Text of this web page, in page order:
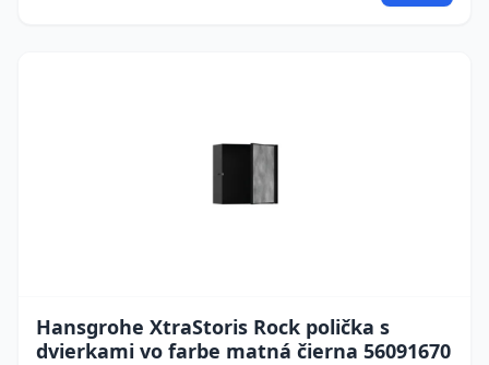
Hansgrohe XtraStoris Rock polička s
dvierkami vo farbe matná čierna 56091670